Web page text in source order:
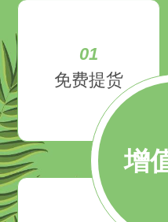
增
01
免费提货